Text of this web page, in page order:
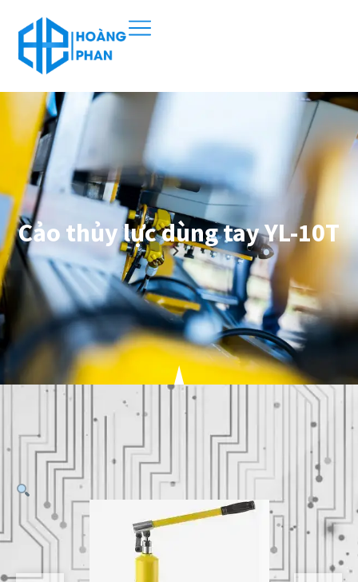
Cảo thủy lực dùng tay YL-10T